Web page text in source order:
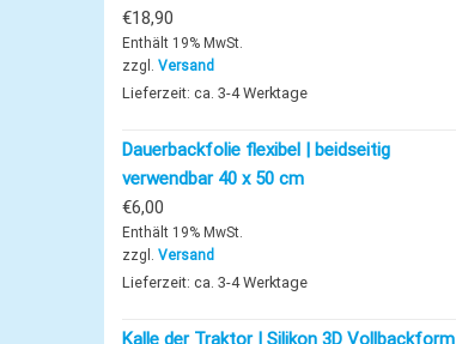
€18,90
Enthält 19% MwSt.
zzgl. Versand
Lieferzeit: ca. 3-4 Werktage
Dauerbackfolie flexibel | beidseitig
verwendbar 40 x 50 cm
€6,00
Enthält 19% MwSt.
zzgl. Versand
Lieferzeit: ca. 3-4 Werktage
Kalle der Traktor | Silikon 3D Vollbackform